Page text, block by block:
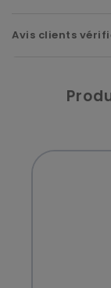
Avis clients